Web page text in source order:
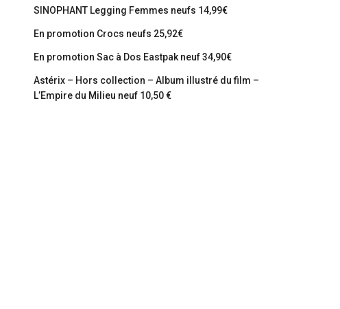
SINOPHANT Legging Femmes neufs 14,99€
En promotion Crocs neufs 25,92€
En promotion Sac à Dos Eastpak neuf 34,90€
Astérix – Hors collection – Album illustré du film –
L’Empire du Milieu neuf 10,50 €